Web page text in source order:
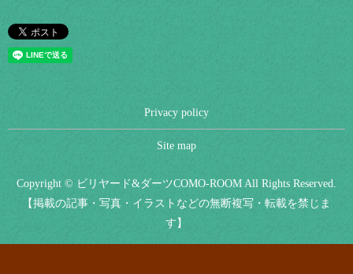
Privacy policy
Site map
Copyright © ビリヤード&ダーツCOMO-ROOM All Rights Reserved.
【掲載の記事・写真・イラストなどの無断複写・転載を禁じま
す】